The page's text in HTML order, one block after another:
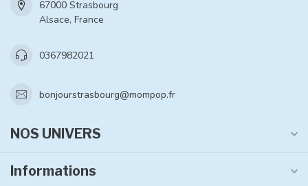
67000 Strasbourg
Alsace, France
0367982021
bonjourstrasbourg@mompop.fr
NOS UNIVERS
Informations